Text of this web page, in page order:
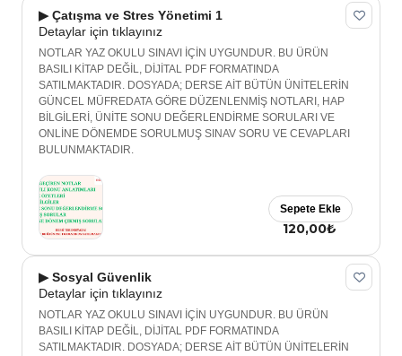
▶ Çatışma ve Stres Yönetimi 1
Detaylar için tıklayınız
NOTLAR YAZ OKULU SINAVI İÇİN UYGUNDUR. BU ÜRÜN
BASILI KİTAP DEĞİL, DİJİTAL PDF FORMATINDA
SATILMAKTADIR. DOSYADA; DERSE AİT BÜTÜN ÜNİTELERİN
GÜNCEL MÜFREDATA GÖRE DÜZENLENMİŞ NOTLARI, HAP
BİLGİLERİ, ÜNİTE SONU DEĞERLENDİRME SORULARI VE
ONLİNE DÖNEMDE SORULMUŞ SINAV SORU VE CEVAPLARI
BULUNMAKTADIR.
120,00₺
Sepete Ekle
▶ Sosyal Güvenlik
Detaylar için tıklayınız
NOTLAR YAZ OKULU SINAVI İÇİN UYGUNDUR. BU ÜRÜN
BASILI KİTAP DEĞİL, DİJİTAL PDF FORMATINDA
SATILMAKTADIR. DOSYADA; DERSE AİT BÜTÜN ÜNİTELERİN